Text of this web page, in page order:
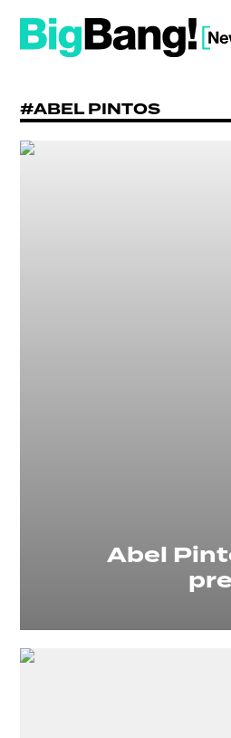
#ABEL PINTOS
Abel